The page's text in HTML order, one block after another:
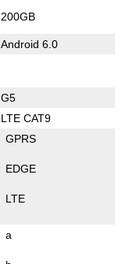
200GB
Android 6.0
G5
LTE CAT9
GPRS
EDGE
LTE
a